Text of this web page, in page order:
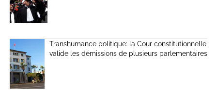
Transhumance politique: la Cour constitutionnelle
valide les démissions de plusieurs parlementaires